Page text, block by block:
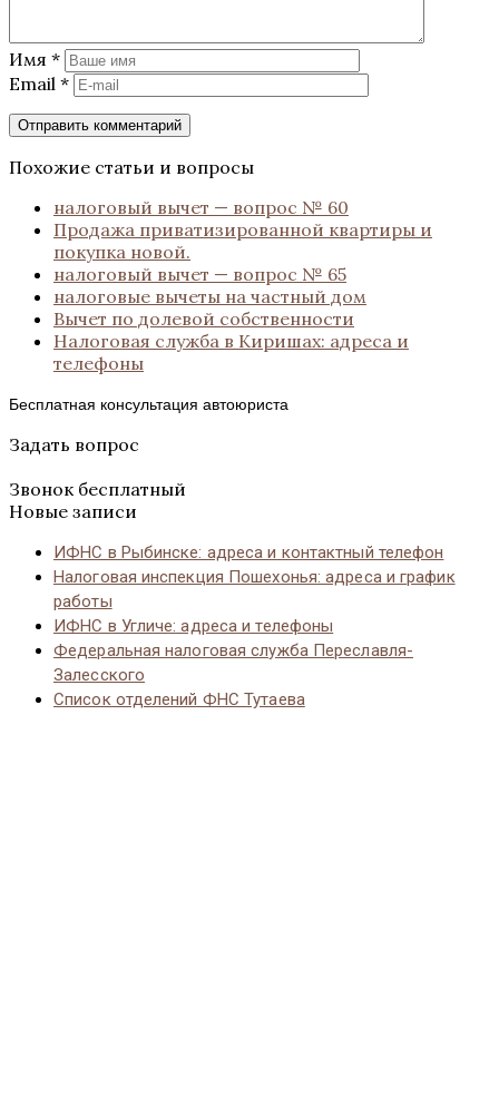
Имя *
Email *
Похожие статьи и вопросы
налоговый вычет — вопрос № 60
Продажа приватизированной квартиры и
покупка новой.
налоговый вычет — вопрос № 65
налоговые вычеты на частный дом
Вычет по долевой собственности
Налоговая служба в Киришах: адреса и
телефоны
Бесплатная консультация автоюриста
Задать вопрос
Звонок бесплатный
Новые записи
ИФНС в Рыбинске: адреса и контактный телефон
Налоговая инспекция Пошехонья: адреса и график
работы
ИФНС в Угличе: адреса и телефоны
Федеральная налоговая служба Переславля-
Залесского
Список отделений ФНС Тутаева